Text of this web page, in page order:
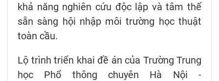
khả năng nghiên cứu độc lập và tâm thế
sẵn sàng hội nhập môi trường học thuật
toàn cầu.
Lộ trình triển khai đề án của Trường Trung
học Phổ thông chuyên Hà Nội -